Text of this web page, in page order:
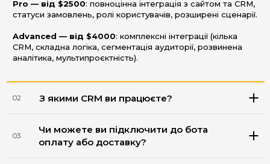
Pro — від $2500: повноцінна інтеграція з сайтом та CRM,
статуси замовлень, ролі користувачів, розширені сценарії.
Advanced — від $4000: комплексні інтеграції (кілька
CRM, складна логіка, сегментація аудиторії, розвинена
аналітика, мультипроєктність).
02 З якими CRM ви працюєте?
03
Чи можете ви підключити до бота
оплату або доставку?